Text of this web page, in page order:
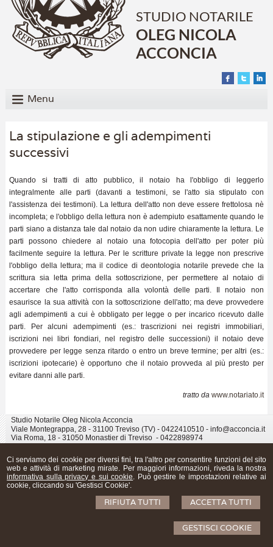
Ci serviamo dei cookie per diversi fini, tra l'altro per consentire funzioni del sito
web e attività di marketing mirate. Per maggiori informazioni, riveda la nostra
informativa sulla privacy e sui cookie. Può gestire le impostazioni relative ai
cookie, cliccando su 'Gestisci Cookie'.
ACCETTA TUTTI
RIFIUTA TUTTI
GESTISCI COOKIE
STUDIO NOTARILE
OLEG NICOLA
ACCONCIA
Menu
La stipulazione e gli adempimenti
successivi
Quando si tratti di atto pubblico, il notaio ha l'obbligo di leggerlo
integralmente alle parti (davanti a testimoni, se l'atto sia stipulato con
l'assistenza dei testimoni). La lettura dell'atto non deve essere frettolosa nè
incompleta; e l'obbligo della lettura non è adempiuto esattamente quando le
parti siano a distanza tale dal notaio da non udire chiaramente la lettura. Le
parti possono chiedere al notaio una fotocopia dell'atto per poter più
facilmente seguire la lettura. Per le scritture private la legge non prescrive
l'obbligo della lettura; ma il codice di deontologia notarile prevede che la
scrittura sia letta prima della sottoscrizione, per permettere al notaio di
accertare che l'atto corrisponda alla volontà delle parti. Il notaio non
esaurisce la sua attività con la sottoscrizione dell'atto; ma deve provvedere
agli adempimenti a cui è obbligato per legge o per incarico ricevuto dalle
parti. Per alcuni adempimenti (es.: trascrizioni nei registri immobiliari,
iscrizioni nei libri fondiari, nel registro delle successioni) il notaio deve
provvedere per legge senza ritardo o entro un breve termine; per altri (es.:
iscrizioni ipotecarie) è opportuno che il notaio provveda al più presto per
evitare danni alle parti.
tratto da www.notariato.it
Studio Notarile Oleg Nicola Acconcia
Viale Montegrappa, 28 - 31100 Treviso (TV) - 0422410510 - info@acconcia.it
Via Roma, 18 - 31050 Monastier di Treviso - 0422898974